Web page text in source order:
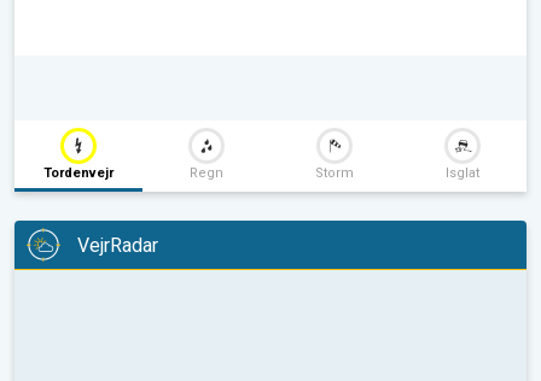
Tordenvejr Regn Storm Isglat
VejrRadar